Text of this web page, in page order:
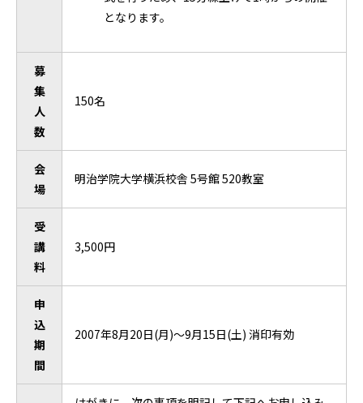
となります。
募
集
人
数
150名
会
場
明治学院大学横浜校舎 5号館 520教室
受
講
料
3,500円
申
込
期
間
2007年8月20日(月)～9月15日(土) 消印有効